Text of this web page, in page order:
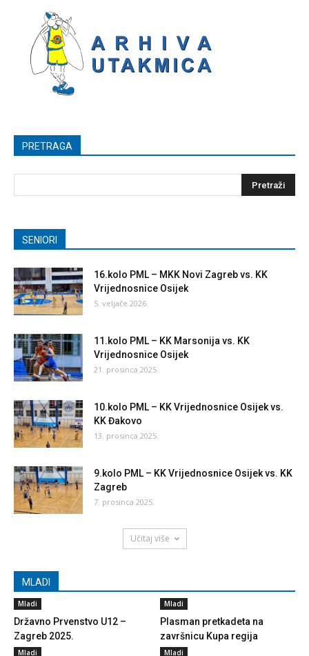
PRETRAGA
SENIORI
16.kolo PML – MKK Novi Zagreb vs. KK
Vrijednosnice Osijek
5. veljače 2026.
11.kolo PML – KK Marsonija vs. KK
Vrijednosnice Osijek
21. prosinca 2025.
10.kolo PML – KK Vrijednosnice Osijek vs.
KK Đakovo
13. prosinca 2025.
9.kolo PML – KK Vrijednosnice Osijek vs. KK
Zagreb
7. prosinca 2025.
Učitaj više
MLADI
Mladi
Državno Prvenstvo U12 –
Zagreb 2025.
Mladi
Plasman pretkadeta na
završnicu Kupa regija
Mladi Mladi